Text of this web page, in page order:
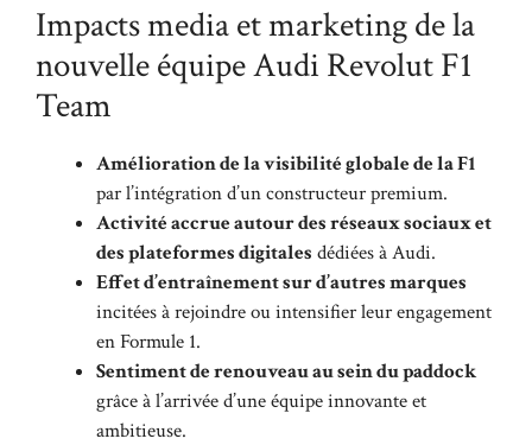
Impacts media et marketing de la
nouvelle équipe Audi Revolut F1
Team
Amélioration de la visibilité globale de la F1
par l’intégration d’un constructeur premium.
Activité accrue autour des réseaux sociaux et
des plateformes digitales dédiées à Audi.
Effet d’entraînement sur d’autres marques
incitées à rejoindre ou intensifier leur engagement
en Formule 1.
Sentiment de renouveau au sein du paddock
grâce à l’arrivée d’une équipe innovante et
ambitieuse.